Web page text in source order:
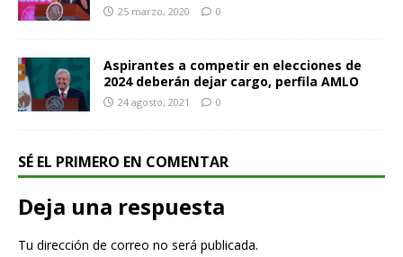
25 marzo, 2020 0
Aspirantes a competir en elecciones de
2024 deberán dejar cargo, perfila AMLO
24 agosto, 2021 0
SÉ EL PRIMERO EN COMENTAR
Deja una respuesta
Tu dirección de correo no será publicada.